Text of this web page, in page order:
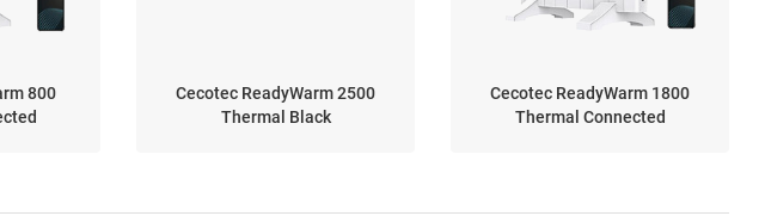
800
Cecotec ReadyWarm 2500
Thermal Black
Cecotec ReadyWarm 1800
Thermal Connected